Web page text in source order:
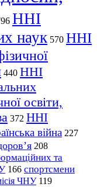
ННІ
наук 570 ННІ
440 ННІ
освіти,
372 ННІ
війна 227
208
та
166 спортсмени
ЧНУ 119